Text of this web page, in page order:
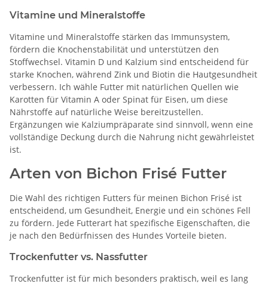
Vitamine und Mineralstoffe
Vitamine und Mineralstoffe stärken das Immunsystem,
fördern die Knochenstabilität und unterstützen den
Stoffwechsel. Vitamin D und Kalzium sind entscheidend für
starke Knochen, während Zink und Biotin die Hautgesundheit
verbessern. Ich wähle Futter mit natürlichen Quellen wie
Karotten für Vitamin A oder Spinat für Eisen, um diese
Nährstoffe auf natürliche Weise bereitzustellen.
Ergänzungen wie Kalziumpräparate sind sinnvoll, wenn eine
vollständige Deckung durch die Nahrung nicht gewährleistet
ist.
Arten von Bichon Frisé Futter
Die Wahl des richtigen Futters für meinen Bichon Frisé ist
entscheidend, um Gesundheit, Energie und ein schönes Fell
zu fördern. Jede Futterart hat spezifische Eigenschaften, die
je nach den Bedürfnissen des Hundes Vorteile bieten.
Trockenfutter vs. Nassfutter
Trockenfutter ist für mich besonders praktisch, weil es lang